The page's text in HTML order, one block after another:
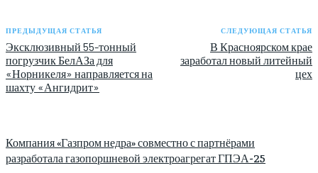
ПРЕДЫДУЩАЯ СТАТЬЯ
Эксклюзивный 55-тонный
погрузчик БелАЗа для
«Норникеля» направляется на
шахту «Ангидрит»
СЛЕДУЮЩАЯ СТАТЬЯ
В Красноярском крае
заработал новый литейный
цех
Компания «Газпром недра» совместно с партнёрами
разработала газопоршневой электроагрегат ГПЭА-25